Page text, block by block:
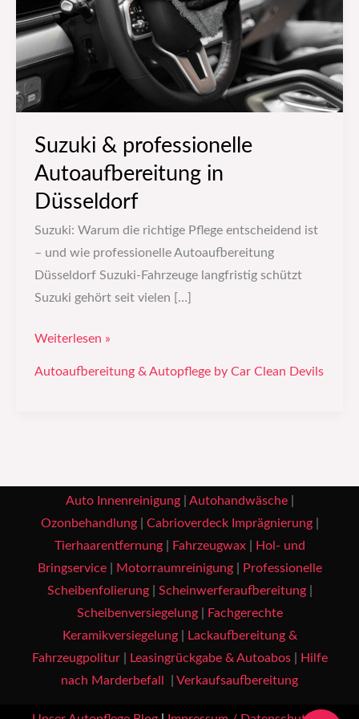
Suzuki & professionelle
Autoaufbereitung in
Düsseldorf
Suzuki: Warum die richtige Pflege entscheidend ist
– und wie professionelle Autoaufbereitung
Düsseldorf Suzuki-Fahrzeuge langfristig schützt
Suzuki gehört seit vielen […]
Düsseldorf
Weiterlesen »
Autoaufbereitung & Autopflege by Car Clean Devils
Auto Innenreinigung| Autohandwäsche|
Ozonbehandlung| Cabrioverdeck Imprägnierung|
Tierhaarentfernung| Fahrzeugwax|
Hol- und
Bringservice| Motorraumreinigung|
Professionelle
Scheibenfolierung| Scheinwerferaufbereitung|
Scheibenversiegelung|
Fachgerechte
Keramikversiegelung|
Lackaufbereitung &
Fahrzeugpolitur| Leasingrückgabe & Autoabos|
Hilfe
nach Marderbefall
Verkaufsaufbereitung